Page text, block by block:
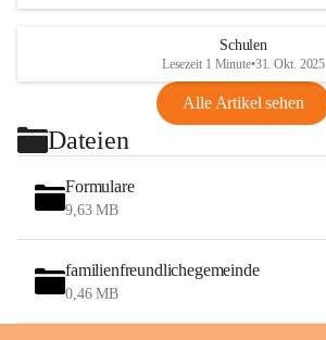
Schulen
Lesezeit 1 Minute•31. Okt. 2025
Alle Artikel sehen
Dateien
Formulare
9,63 MB
familienfreundlichegemeinde
0,46 MB